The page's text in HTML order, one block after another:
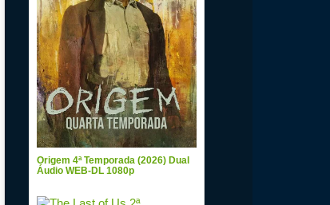
Origem 4ª Temporada (2026) Dual
Áudio WEB-DL 1080p